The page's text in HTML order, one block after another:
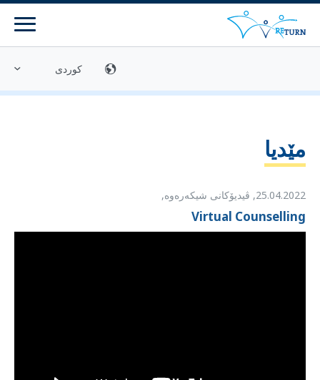
مینۆ
ناوەندەکانی راوێژکاریی
بەرنامەکانی گەڕانەوە
مێدیا
25.04.2022
, ڤیدیۆکانی شیکەرەوە,
Virtual Counselling